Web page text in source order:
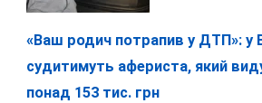
«Ваш родич потрапив у ДТП»: у
судитимуть афериста, який
понад 153 тис. грн